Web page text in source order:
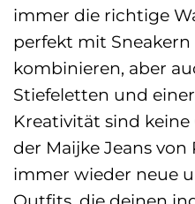
immer die richtige
perfekt mit
kombinieren, aber
Stiefeletten und
Kreativität sind
der Maijke Jeans von
immer wieder neue